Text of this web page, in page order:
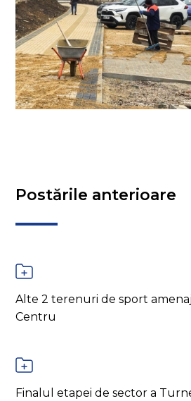
Postările anterioare
Alte 2 terenuri de sport
Centru
Finalul etapei de sector a